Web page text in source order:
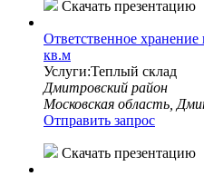
Скачать презентацию
Ответственное хранение
кв.м
Услуги:Теплый склад
Дмитровский район
Московская область,
Отправить запрос
Скачать презентацию